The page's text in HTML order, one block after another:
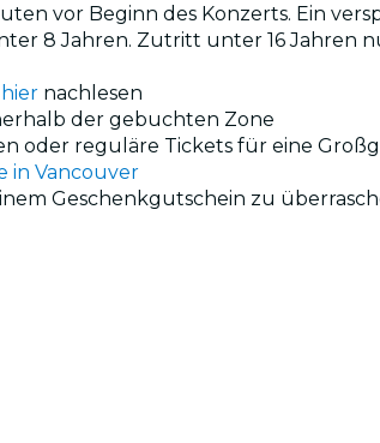
vor Beginn des Konzerts. Ein
8 Jahren. Zutritt unter 16 Jahren
hier nachlesen
der gebuchten Zone
oder reguläre Tickets für eine
in Vancouver
Geschenkgutschein zu